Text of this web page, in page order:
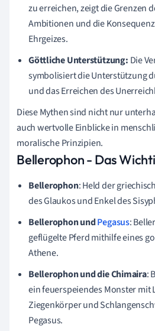
zu erreichen, zeigt die Grenzen
Ambitionen und die
Ehrgeizes.
Göttliche Unterstützung: Die
symbolisiert die Unterstützung
und das Erreichen des
Diese Mythen sind nicht nur
auch wertvolle Einblicke in
moralische Prinzipien.
Bellerophon - Das
Bellerophon: Held der
des Glaukos und Enkel des
Bellerophon undPegasus:
geflügelte Pferd mithilfe eines
Athene.
Bellerophon und die Chimaira:
ein feuerspeiendes Monster mit
Ziegenkörper und
Pegasus.